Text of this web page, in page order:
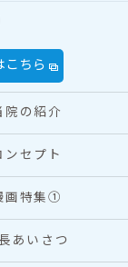
こちら
院の紹介
ンセプト
画特集①
あいさつ